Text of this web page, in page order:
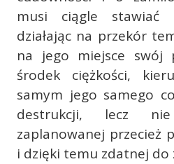
musi ciągle stawiać
działając na przekór
na jego miejsce swój
środek ciężkości,
samym jego samego
destrukcji, lecz
zaplanowanej przecież
i dzięki temu zdatnej do